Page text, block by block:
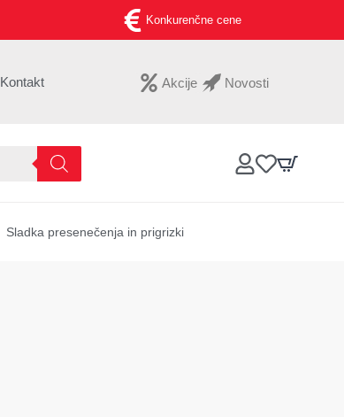
Konkurenčne cene
Kontakt Akcije Novosti
Sladka presenečenja in prigrizki